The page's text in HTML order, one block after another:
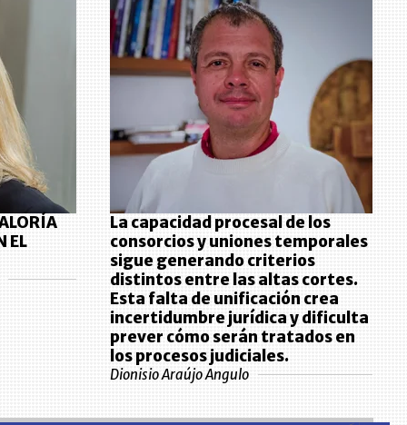
EL
La capacidad procesal de los
consorcios y uniones temporales
sigue generando criterios
distintos entre las altas cortes.
Esta falta de unificación crea
incertidumbre jurídica y dificulta
prever cómo serán tratados en
los procesos judiciales.
Dionisio Araújo Angulo